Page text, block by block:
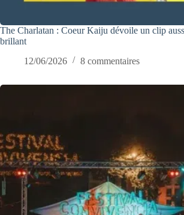
The Charlatan : Coeur Kaiju dévoile un clip
brillant
12/06/2026
8 commentaires